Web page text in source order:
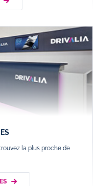
la plus proche de